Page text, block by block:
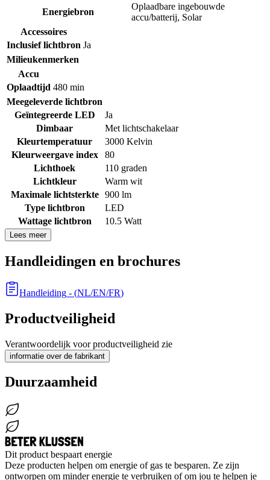
Energiebron
Oplaadbare ingebouwde
accu/batterij, Solar
Accessoires
Inclusief lichtbron Ja
Milieukenmerken
Accu
Oplaadtijd 480 min
Meegeleverde lichtbron
Geïntegreerde LED
Ja
Dimbaar
Met lichtschakelaar
Kleurtemperatuur
3000 Kelvin
Kleurweergave index
80
Lichthoek
110 graden
Lichtkleur
Warm wit
Maximale lichtsterkte
900 lm
Type lichtbron
LED
Wattage lichtbron
10.5 Watt
Lees meer
Handleidingen en brochures
Handleiding - (NL/EN/FR)
Productveiligheid
Verantwoordelijk voor productveiligheid zie
informatie over de fabrikant
Duurzaamheid
Dit product bespaart energie
Deze producten helpen om energie of gas te besparen. Ze zijn
ontworpen om minder energie te verbruiken of om jou te helpen je